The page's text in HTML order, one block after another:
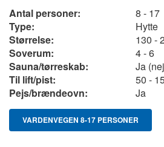
Antal personer:
8 - 17
Type:
Hytte
Størrelse:
130 -
Soverum:
4 - 6
Sauna/tørreskab:
Ja
Til lift/pist:
50 -
Pejs/brændeovn:
Ja
VARDENVEGEN 8-17 PERSONER